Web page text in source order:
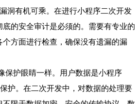
有机可乘。在进行小程序二次开发
的安全审计是必须的。需要有专业的
方面进行检查，确保没有遗漏的漏
护眼睛一样。用户数据是小程序
护。在二次开发中，对数据的处理要